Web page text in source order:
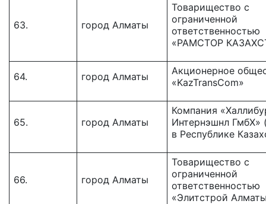
63. город Алматы
Товарищество с
ограниченной
ответственностью
«РАМСТОР
64. город Алматы
Акционерное
«KazTransCom»
65. город Алматы
Компания
Интернэшнл ГмбХ»
в Республике
66. город Алматы
Товарищество c
ограниченной
ответственностью
«Элитстрой